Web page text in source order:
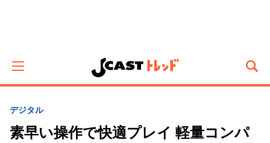
デジタル
素早い操作で快適プレイ 軽量コンパ